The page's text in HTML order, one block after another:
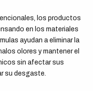
los productos
en los materiales
ayudan a eliminar la
olores y mantener el
sin afectar sus
su desgaste.